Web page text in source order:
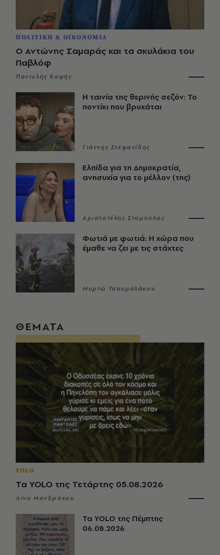
ΠΟΛΙΤΙΚΗ & ΟΙΚΟΝΟΜΙΑ
Ο Αντώνης Σαμαράς και τα σκυλάκια του
Παβλόφ
Παντελής Καψής
Η ταινία της θερινής σεζόν: Το
ποντίκι που βρυχάται
Γιάννης Στεφανίδης
Ελπίδα για τη Δημοκρατία,
ανησυχία για το μέλλον (της)
Αριστοτέλης Σταμούλας
Φωτιά με φωτιά: Η χώρα που
έμαθε να ζει με τις στάχτες
Μυρτώ Τσουμαλάκου
ΘΕΜΑΤΑ
YOLO
Τα YOLO της Τετάρτης 05.08.2026
Λίνα Μανδράκου
Τα YOLO της Πέμπτης
06.08.2026